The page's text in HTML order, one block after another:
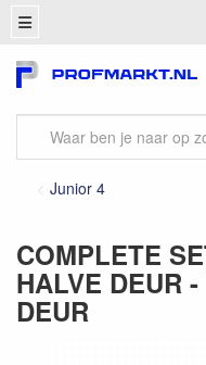
Junior 4
COMPLETE
HALVE DEUR
DEUR